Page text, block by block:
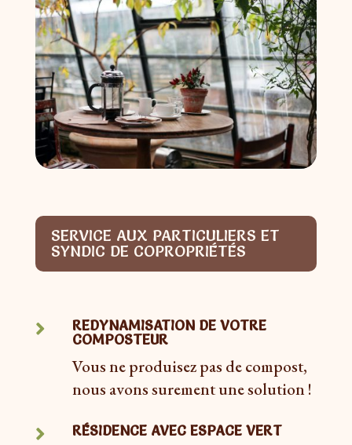
SERVICE AUX PARTICULIERS ET
SYNDIC DE COPROPRIÉTÉS
 REDYNAMISATION DE VOTRE
COMPOSTEUR
Vous ne produisez pas de compost,
nous avons surement une solution !
 RÉSIDENCE AVEC ESPACE VERT